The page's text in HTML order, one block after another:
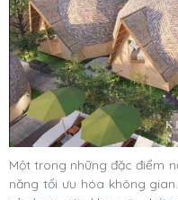
Một trong những đặc điểm
năng tối ưu hóa không